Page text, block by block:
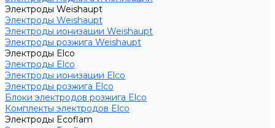
Электроды Weishaupt
Электроды Weishaupt
Электроды ионизации Weishaupt
Электроды розжига Weishaupt
Электроды Elco
Электроды Elco
Электроды ионизации Elco
Электроды розжига Elco
Блоки электродов розжига Elco
Комплекты электродов Elco
Электроды Ecoflam